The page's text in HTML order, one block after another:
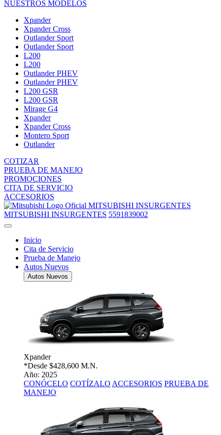
NUESTROS MODELOS
Xpander
Xpander Cross
Outlander Sport
Outlander Sport
L200
L200
Outlander PHEV
Outlander PHEV
L200 GSR
L200 GSR
Mirage G4
Xpander
Xpander Cross
Montero Sport
Outlander
COTIZAR
PRUEBA DE MANEJO
PROMOCIONES
CITA DE SERVICIO
ACCESORIOS
MITSUBISHI INSURGENTES
MITSUBISHI INSURGENTES 5591839002
Inicio
Cita de Servicio
Prueba de Manejo
Autos Nuevos
Autos Nuevos
Xpander
*Desde $428,600 M.N.
Año: 2025
CONÓCELO COTÍZALO ACCESORIOS PRUEBA DE
MANEJO